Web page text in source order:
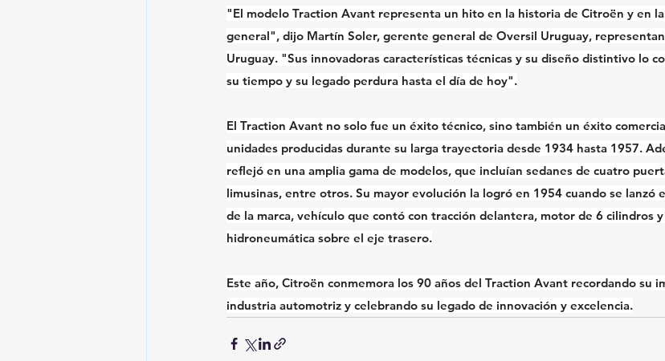
"El modelo Traction Avant representa un hito en la historia de Citroën y en
general", dijo Martín Soler, gerente general de Oversil Uruguay,
Uruguay. "Sus innovadoras características técnicas y su diseño distintivo lo
su tiempo y su legado perdura hasta el día de hoy".
El Traction Avant no solo fue un éxito técnico, sino también un éxito
unidades producidas durante su larga trayectoria desde 1934 hasta 1957.
reflejó en una amplia gama de modelos, que incluían sedanes de cuatro
limusinas, entre otros. Su mayor evolución la logró en 1954 cuando se lanzó
de la marca, vehículo que contó con tracción delantera, motor de 6 cilindros
hidroneumática sobre el eje trasero.
Este año, Citroën conmemora los 90 años del Traction Avant recordando su
industria automotriz y celebrando su legado de innovación y excelencia.